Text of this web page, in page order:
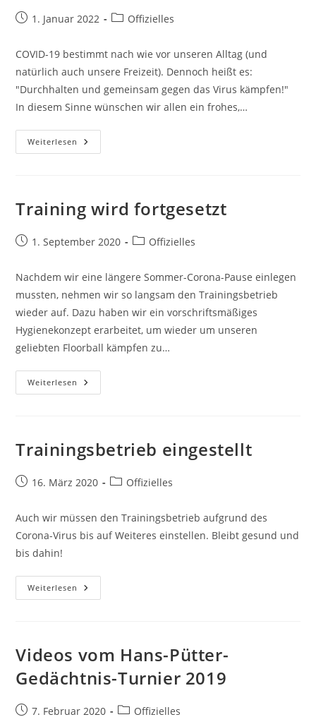
Beitrag1. Januar 2022
Beitrags-
Offizielles
COVID-19 bestimmt nach wie vor unseren Alltag (und
natürlich auch unsere Freizeit). Dennoch heißt es:
"Durchhalten und gemeinsam gegen das Virus kämpfen!"
In diesem Sinne wünschen wir allen ein frohes,…
Weiterlesen Frohes,
Neues
Training wird fortgesetzt
Beitrag1. September 2020
Beitrags-
Offizielles
Nachdem wir eine längere Sommer-Corona-Pause einlegen
mussten, nehmen wir so langsam den Trainingsbetrieb
wieder auf. Dazu haben wir ein vorschriftsmäßiges
Hygienekonzept erarbeitet, um wieder um unseren
geliebten Floorball kämpfen zu…
Weiterlesen Training
Wird
Trainingsbetrieb eingestellt
Beitrag16. März 2020
Beitrags-
Offizielles
Auch wir müssen den Trainingsbetrieb aufgrund des
Corona-Virus bis auf Weiteres einstellen. Bleibt gesund und
bis dahin!
Weiterlesen Trainingsbetrieb
Eingestellt
Videos vom Hans-Pütter-
Gedächtnis-Turnier 2019
Beitrag7. Februar 2020 Beitrags-
Offizielles